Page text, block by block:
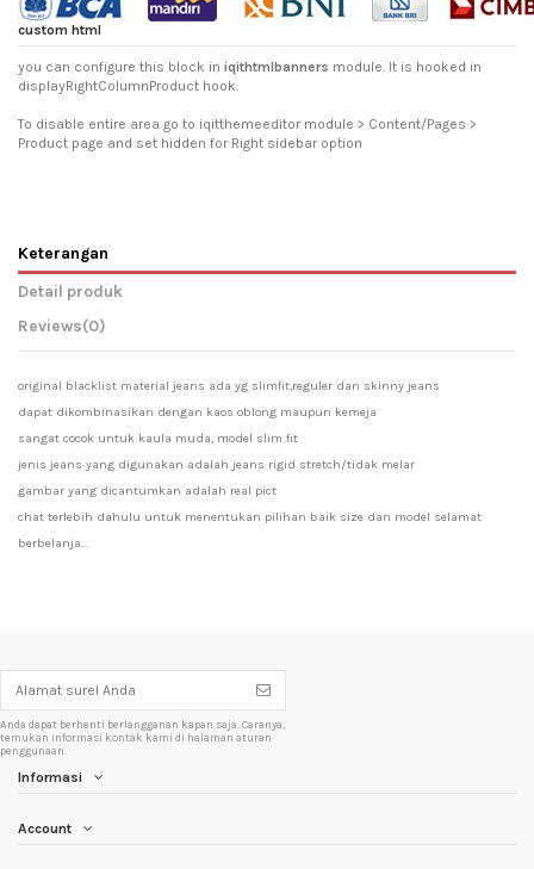
custom html
you can configure this block in iqithtmlbanners module. It is hooked in
displayRightColumnProduct hook.
To disable entire area go to iqitthemeeditor module > Content/Pages >
Product page and set hidden for Right sidebar option
Keterangan
Detail produk
Reviews(0)
original blacklist material jeans ada yg slimfit,reguler dan skinny jeans
dapat dikombinasikan dengan kaos oblong maupun kemeja
sangat cocok untuk kaula muda, model slim fit
jenis jeans yang digunakan adalah jeans rigid stretch/tidak melar
gambar yang dicantumkan adalah real pict
chat terlebih dahulu untuk menentukan pilihan baik size dan model selamat
berbelanja...
Anda dapat berhenti berlangganan kapan saja. Caranya,
temukan informasi kontak kami di halaman aturan
penggunaan.
Informasi
Account